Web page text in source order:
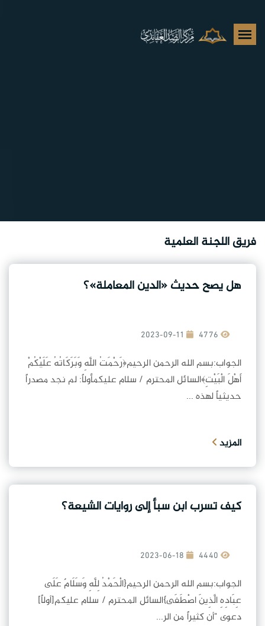
فريق اللجنة العلمية
هل يصح حديث «الدين المعاملة»؟
2023-09-11
الجواب:بسم الله الرحمن الرحيم﴿رَحْمَتُ اللَّهِ وَبَرَكَاتُهُ عَلَيْكُمْ
أَهْلَ الْبَيْتِ﴾السائل المحترم / سلام عليكمأولاً: لم نجد مصدراً
حديثياً لهذه ...
المزيد
كيف تسرب ابن سبأ إلى روايات الشيعة؟
2023-06-18
الجواب:بسم الله الرحمن الرحيم{الْحَمْدُ لِلَّهِ وَسَلَامٌ عَلَى
عِبَادِهِ الَّذِينَ اصْطَفَى}السائل المحترم / سلام عليكم[أولاً]
دعوى "أن كثيراً من الر...